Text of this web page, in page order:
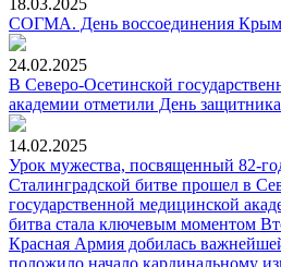
18.03.2025
СОГМА. День воссоединения
24.02.2025
В Северо-Осетинской
академии отметили День
14.02.2025
Урок мужества, посвященный 82-
Сталинградской битве прошел в
государственной медицинской
битва стала ключевым моментом
Красная Армия добилась
положило начало кардинальному